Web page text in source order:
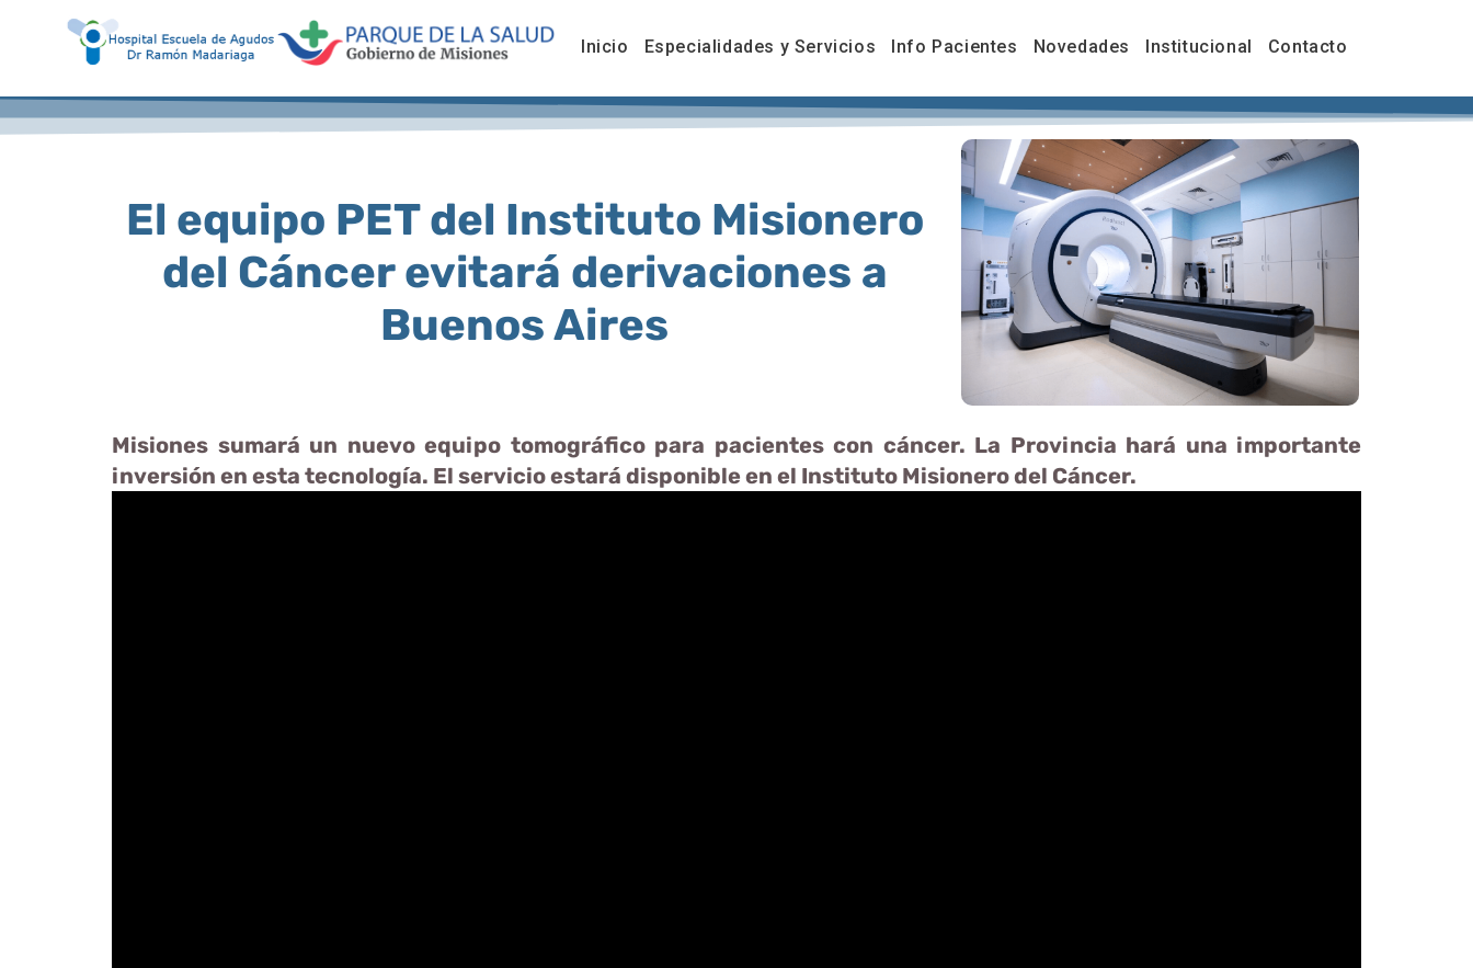
Inicio Especialidades y Servicios Info Pacientes Novedades Institucional Contacto
El equipo PET del Instituto Misionero
del Cáncer evitará derivaciones a
Buenos Aires
Misiones sumará un nuevo equipo tomográfico para pacientes con cáncer. La Provincia hará una importante
inversión en esta tecnología. El servicio estará disponible en el Instituto Misionero del Cáncer.